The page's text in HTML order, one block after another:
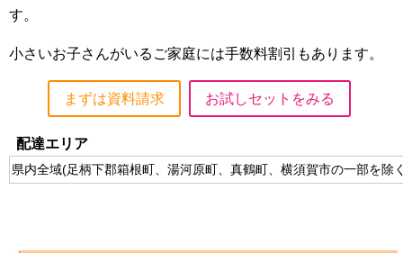
す。
小さいお子さんがいるご家庭には手数料割引もあります。
まずは資料請求 お試しセットをみる
配達エリア
県内全域(足柄下郡箱根町、湯河原町、真鶴町、横須賀市の一部を除